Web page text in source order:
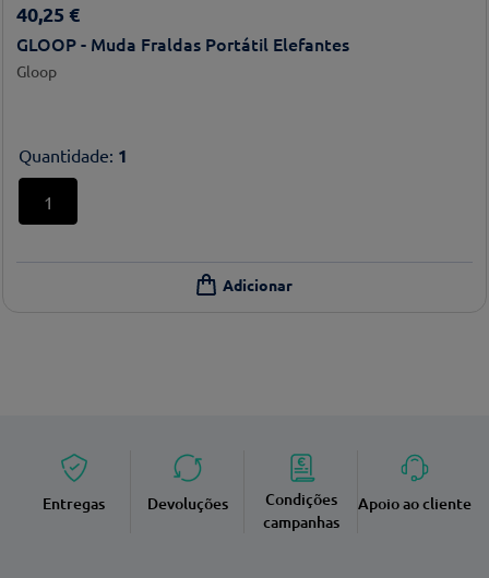
40,25 €
GLOOP - Muda Fraldas Portátil Elefantes
Gloop
Quantidade: 1
1
Entregas Devoluções
Condições
campanhas
Apoio ao cliente